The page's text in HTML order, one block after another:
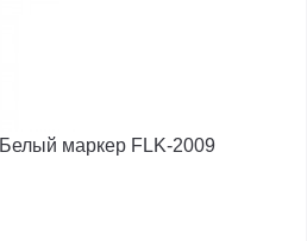
Белый маркер FLK-2009